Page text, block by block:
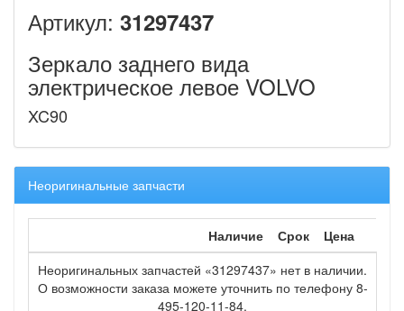
Артикул: 31297437
Зеркало заднего вида
электрическое левое VOLVO
XC90
Неоригинальные запчасти
Наличие Срок
Цена
Неоригинальных запчастей «31297437» нет в наличии.
О возможности заказа можете уточнить по телефону 8-
495-120-11-84.